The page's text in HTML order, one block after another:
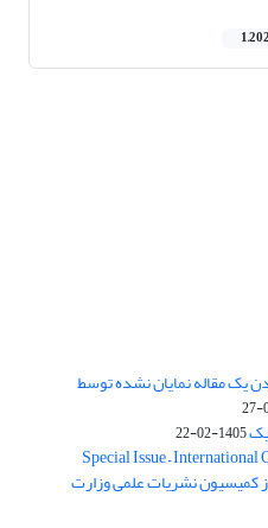
1,202
یک مقاله نمایان نشده توسط
1405-02-22
Special Issue –
کمیسیون نشریات علمی وزارت